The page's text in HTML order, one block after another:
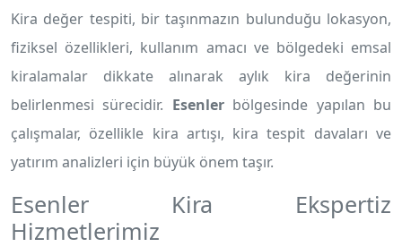
Kira değer tespiti, bir taşınmazın bulunduğu lokasyon,
fiziksel özellikleri, kullanım amacı ve bölgedeki emsal
kiralamalar dikkate alınarak aylık kira değerinin
belirlenmesi sürecidir. Esenlerbölgesinde yapılan bu
çalışmalar, özellikle kira artışı, kira tespit davaları ve
yatırım analizleri için büyük önem taşır.
Esenler Kira Ekspertiz
Hizmetlerimiz